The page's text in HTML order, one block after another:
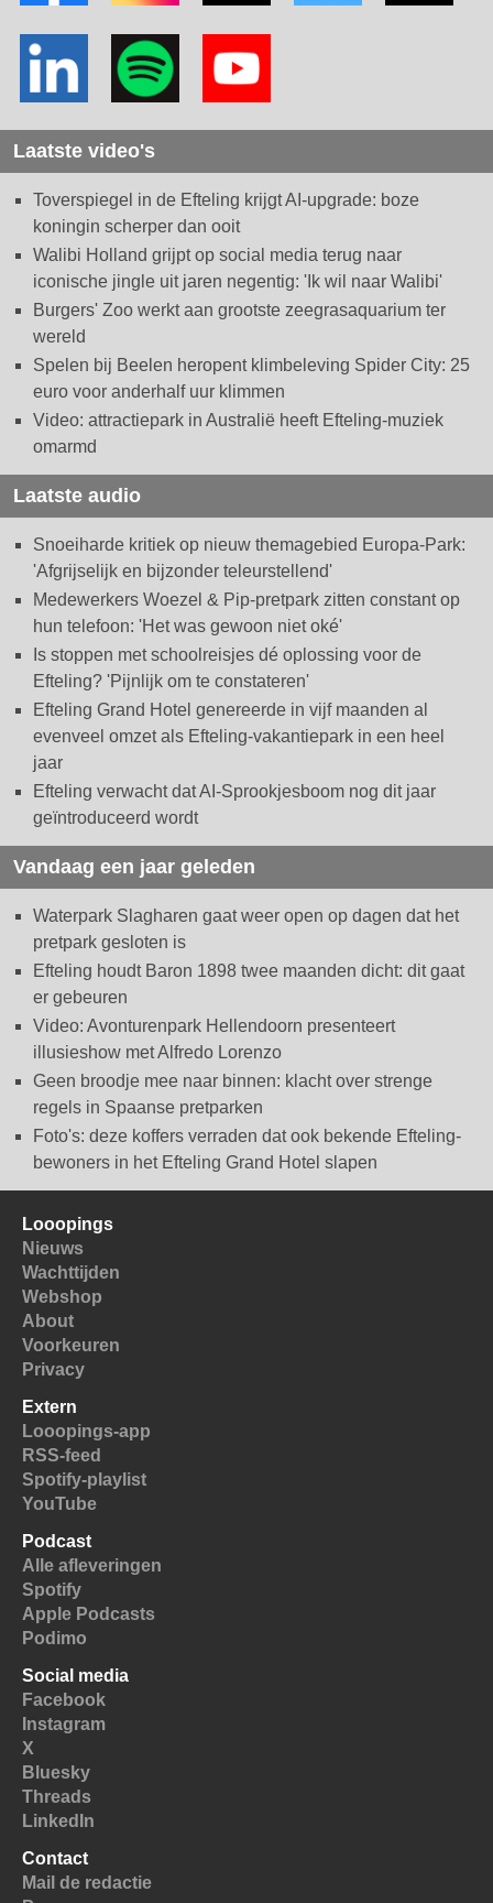
Laatste video's
Toverspiegel in de Efteling krijgt AI-upgrade: boze
koningin scherper dan ooit
Walibi Holland grijpt op social media terug naar
iconische jingle uit jaren negentig: 'Ik wil naar Walibi'
Burgers' Zoo werkt aan grootste zeegrasaquarium ter
wereld
Spelen bij Beelen heropent klimbeleving Spider City: 25
euro voor anderhalf uur klimmen
Video: attractiepark in Australië heeft Efteling-muziek
omarmd
Laatste audio
Snoeiharde kritiek op nieuw themagebied Europa-Park:
'Afgrijselijk en bijzonder teleurstellend'
Medewerkers Woezel & Pip-pretpark zitten constant op
hun telefoon: 'Het was gewoon niet oké'
Is stoppen met schoolreisjes dé oplossing voor de
Efteling? 'Pijnlijk om te constateren'
Efteling Grand Hotel genereerde in vijf maanden al
evenveel omzet als Efteling-vakantiepark in een heel
jaar
Efteling verwacht dat AI-Sprookjesboom nog dit jaar
geïntroduceerd wordt
Vandaag een jaar geleden
Waterpark Slagharen gaat weer open op dagen dat het
pretpark gesloten is
Efteling houdt Baron 1898 twee maanden dicht: dit gaat
er gebeuren
Video: Avonturenpark Hellendoorn presenteert
illusieshow met Alfredo Lorenzo
Geen broodje mee naar binnen: klacht over strenge
regels in Spaanse pretparken
Foto's: deze koffers verraden dat ook bekende Efteling-
bewoners in het Efteling Grand Hotel slapen
Looopings
Nieuws
Wachttijden
Webshop
About
Voorkeuren
Privacy
Extern
Looopings-app
RSS-feed
Spotify-playlist
YouTube
Podcast
Alle afleveringen
Spotify
Apple Podcasts
Podimo
Social media
Facebook
Instagram
X
Bluesky
Threads
LinkedIn
Contact
Mail de redactie